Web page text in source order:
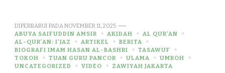
DIPERBARUI PADA NOVEMBER 11, 2025
ABUYA SAIFUDDIN AMSIR
AKIDAH
AL QUR'AN
AL-QUR’AN: I’JAZ
ARTIKEL
BERITA
BIOGRAFI IMAM HASAN AL-BASHRI
TASAWUF
TOKOH
TUAN GURU PANCOR ULAMA
UMROH
UNCATEGORIZED
VIDEO ZAWIYAH JAKARTA